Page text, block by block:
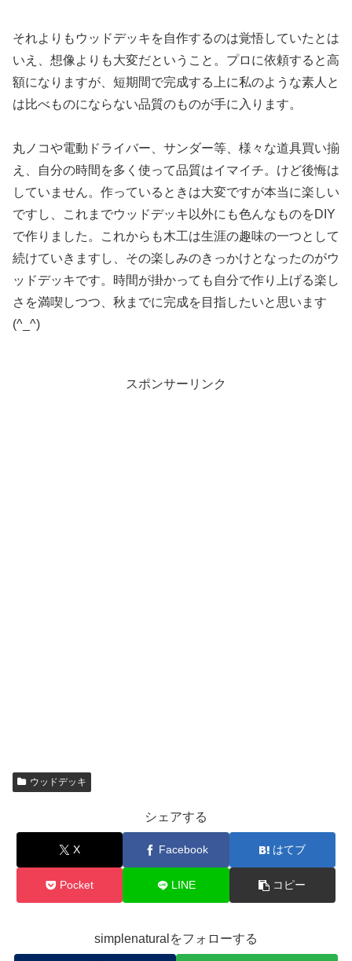
それよりもウッドデッキを自作するのは覚悟していたとは
いえ、想像よりも大変だということ。プロに依頼すると高
額になりますが、短期間で完成する上に私のような素人と
は比べものにならない品質のものが手に入ります。
丸ノコや電動ドライバー、サンダー等、様々な道具買い揃
え、自分の時間を多く使って品質はイマイチ。けど後悔は
していません。作っているときは大変ですが本当に楽しい
ですし、これまでウッドデッキ以外にも色んなものをDIY
で作りました。これからも木工は生涯の趣味の一つとして
続けていきますし、その楽しみのきっかけとなったのがウ
ッドデッキです。時間が掛かっても自分で作り上げる楽し
さを満喫しつつ、秋までに完成を目指したいと思います
(^_^)
スポンサーリンク
ウッドデッキ
シェアする
X Facebook はてブ
Pocket LINE コピー
simplenaturalをフォローする